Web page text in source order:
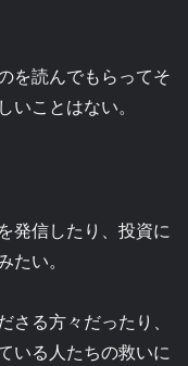
を読んでもらってそ
ことはない。
発信したり、投資に
たい。
る方々だったり、
いる人たちの救いに